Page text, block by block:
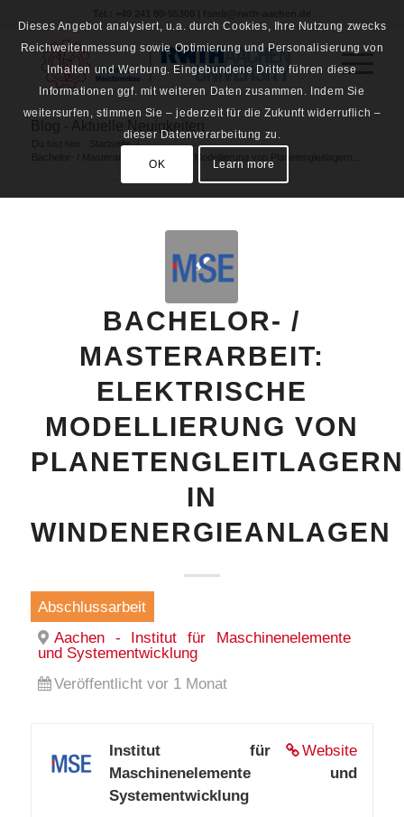
Startseite /
BACHELOR- /
MASTERARBEIT:
ELEKTRISCHE
MODELLIERUNG VON
PLANETENGLEITLAGERN
IN
WINDENERGIEANLAGEN
Abschlussarbeit
Aachen - Institut für Maschinenelemente
und Systementwicklung
Veröffentlicht vor 1 Monat
Website
Institut für
Maschinenelemente und
Systementwicklung
Dieses Angebot analysiert, u.a. durch Cookies, Ihre Nutzung zwecks
Reichweitenmessung sowie Optimierung und Personalisierung von
Inhalten und Werbung. Eingebundene Dritte führen diese
Informationen ggf. mit weiteren Daten zusammen. Indem Sie
weitersurfen, stimmen Sie – jederzeit für die Zukunft widerruflich –
dieser Datenverarbeitung zu.
OK Learn more